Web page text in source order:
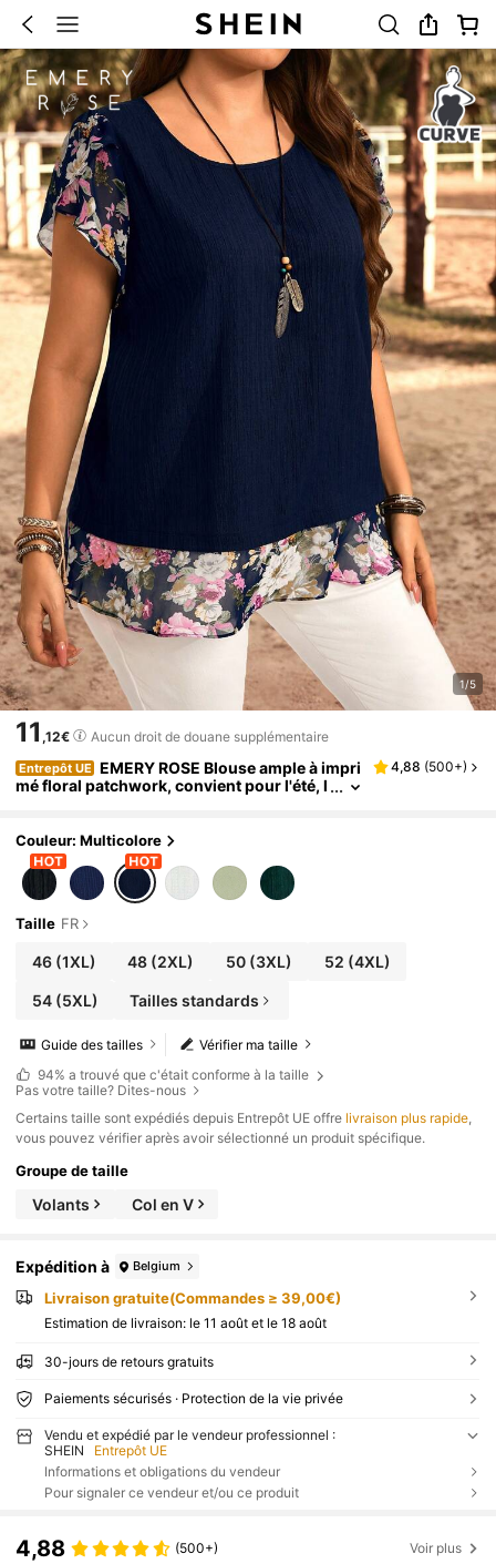
1/5
11 ,12€ Aucun droit de douane supplémentaire
Entrepôt UE EMERY ROSE Blouse ample à impri
mé floral patchwork, convient pour l'été, l
les vacances, le printemps
4,88 (500+)
Couleur: Multicolore
Taille FR
46(1XL) 48 (2XL) 50(3XL) 52 (4XL)
54(5XL) Tailles standards
Vérifier ma taille
Guide des tailles
94% a trouvé que c'était conforme à la taille
Pas votre taille? Dites-nous
​Certains taille sont expédiés depuis Entrepôt UE offre livraison plus rapide
vous pouvez vérifier après avoir sélectionné un produit spécifique.
Groupe de taille
Volants Col en V
Expédition à Belgium
Livraison gratuite(Commandes ≥ 39,00€)
Estimation de livraison: le 11 août et le 18 août
30-jours de retours gratuits
Paiements sécurisés · Protection de la vie privée
Vendu et expédié par le vendeur professionnel :
SHEIN
Entrepôt UE
Informations et obligations du vendeur
Pour signaler ce vendeur et/ou ce produit
4,88 (500+) Voir plus